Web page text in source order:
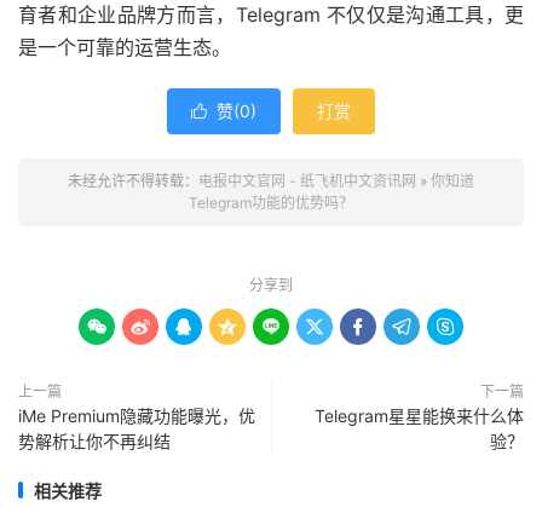
育者和企业品牌方而言，Telegram 不仅仅是沟通工具，更
是一个可靠的运营生态。
 赞(0) 打赏
未经允许不得转载： 电报中文官网 - 纸飞机中文资讯网 » 你知道
Telegram功能的优势吗？
分享到
        
上一篇
iMe Premium隐藏功能曝光，优
势解析让你不再纠结
下一篇
Telegram星星能换来什么体
验？
相关推荐